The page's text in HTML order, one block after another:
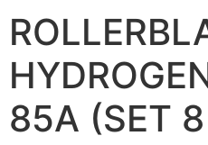
85A (SET